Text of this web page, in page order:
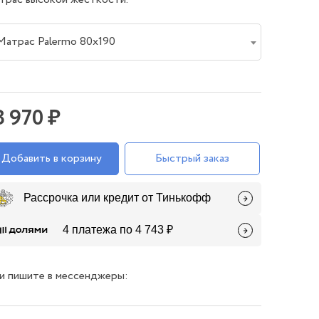
Palermo 80х190
970 ₽
Добавить в корзину Быстрый заказ
Рассрочка или кредит от Тинькофф
4 платежа по 4 743 ₽
пишите в мессенджеры: